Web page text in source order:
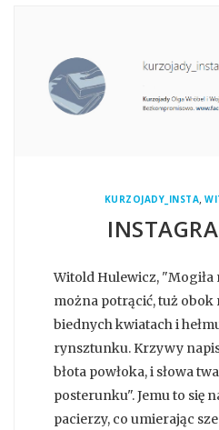
KURZOJADY_INSTA,
Witold Hulewicz,
można potrącić, tuż obok
biednych kwiatach i
rynsztunku. Krzywy
błota powłoka, i słowa
posterunku". Jemu to się
pacierzy, co umierając